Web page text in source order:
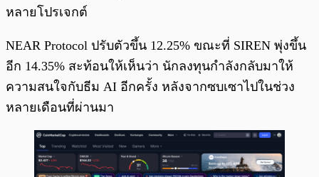
หลายโปรเจกต์
NEAR Protocol ปรับตัวขึ้น 12.25% ขณะที่ SIREN พุ่งขึ้น
อีก 14.35% สะท้อนให้เห็นว่า นักลงทุนกำลังกลับมาให้
ความสนใจกับธีม AI อีกครั้ง หลังจากซบเซาไปในช่วง
หลายเดือนที่ผ่านมา